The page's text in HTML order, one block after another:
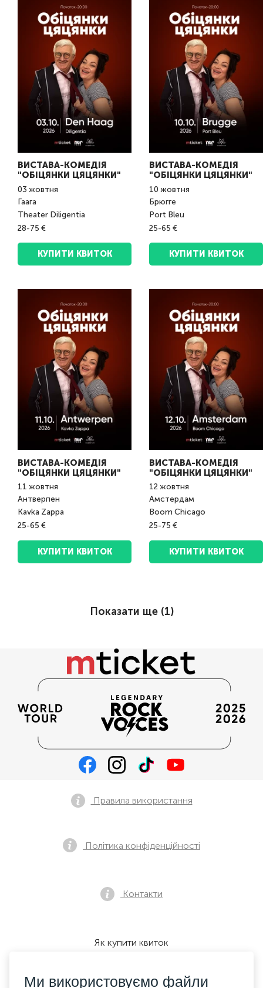
ВИСТАВА-КОМЕДІЯ
"ОБІЦЯНКИ ЦЯЦЯНКИ"
03 жовтня
Гаага
Theater Diligentia
28-75 €
КУПИТИ КВИТОК
ВИСТАВА-КОМЕДІЯ
"ОБІЦЯНКИ ЦЯЦЯНКИ"
10 жовтня
Брюгге
Port Bleu
25-65 €
КУПИТИ КВИТОК
ВИСТАВА-КОМЕДІЯ
"ОБІЦЯНКИ ЦЯЦЯНКИ"
11 жовтня
Антверпен
Kavka Zappa
25-65 €
КУПИТИ КВИТОК
ВИСТАВА-КОМЕДІЯ
"ОБІЦЯНКИ ЦЯЦЯНКИ"
12жовтня
Амстердам
Boom Chicago
25-75 €
КУПИТИ КВИТОК
Показати ще (1)
Правила використання
Політика конфіденційності
Контакти
Як купити квиток
Ми використовуємо файли